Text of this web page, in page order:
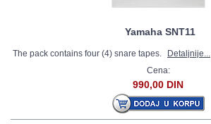
Yamaha SNT11
The pack contains four (4) snare tapes.
Detaljnije...
Cena:
990,00 DIN